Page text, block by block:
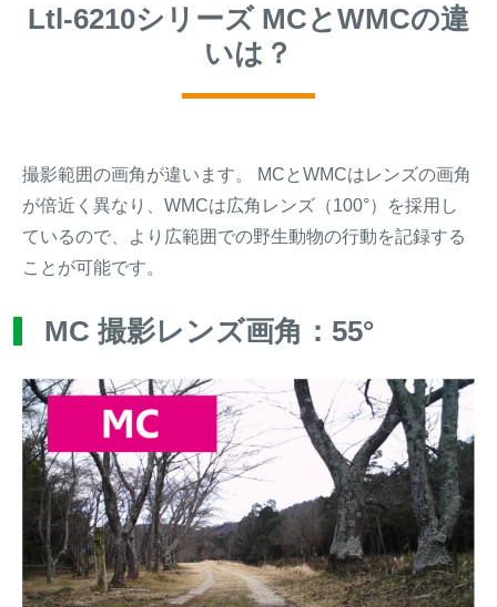
Ltl-6210シリーズ MCとWMCの違
いは？
撮影範囲の画角が違います。 MCとWMCはレンズの画角
が倍近く異なり、WMCは広角レンズ（100°）を採用し
ているので、より広範囲での野生動物の行動を記録する
ことが可能です。
MC 撮影レンズ画角：55°